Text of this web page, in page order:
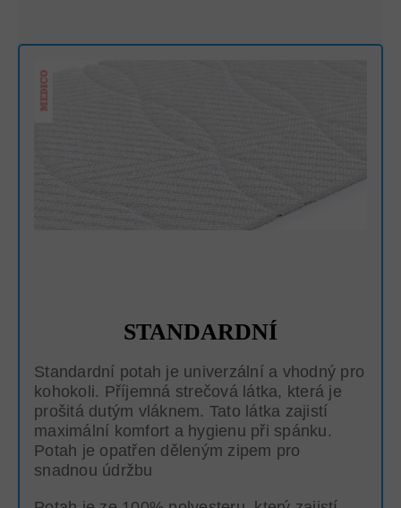
STANDARDNÍ
Standardní potah je univerzální a vhodný pro
kohokoli. Příjemná strečová látka, která je
prošitá dutým vláknem. Tato látka zajistí
maximální komfort a hygienu při spánku.
Potah je opatřen děleným zipem pro
snadnou údržbu